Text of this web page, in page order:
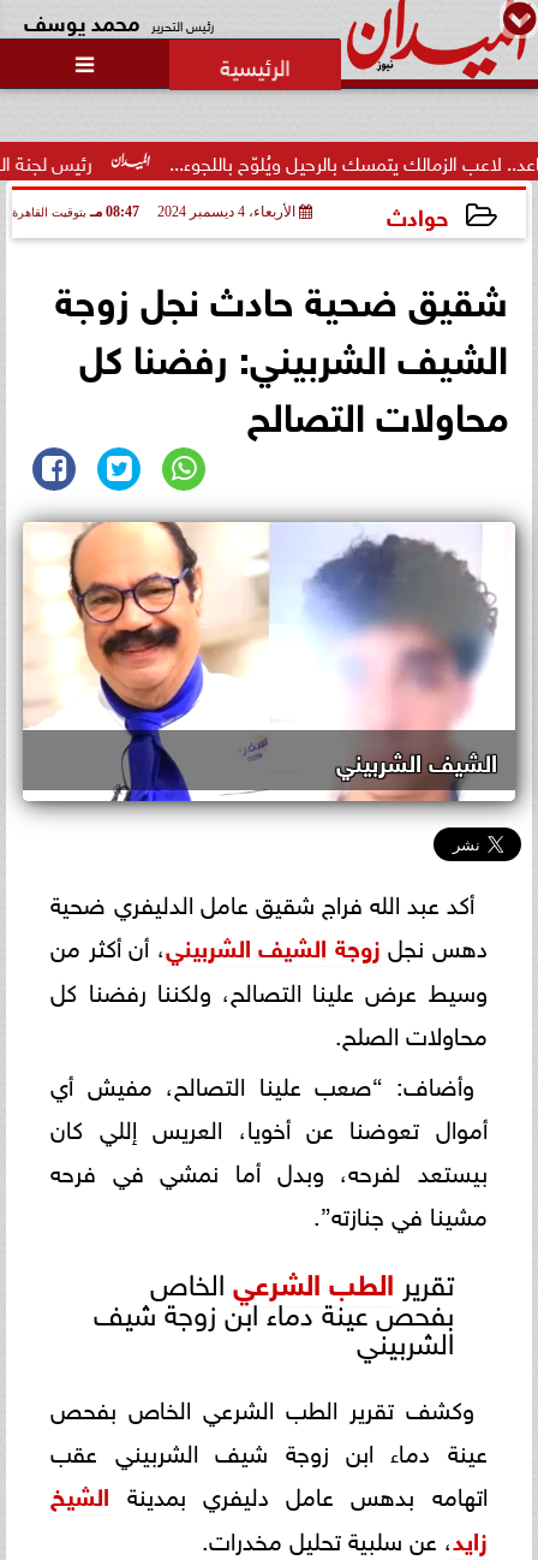
رئيس التحرير محمد يوسف

رئيس لجنة الحكام: يتمسك بالرحيل ويُلوّح باللجوء...
حوادث الأربعاء، 4 ديسمبر 2024 08:47 مـ بتوقيت القاهرة
شقيق ضحية حادث نجل زوجة
الشيف الشربيني: رفضنا كل
محاولات التصالح
الشيف الشربيني
أكد عبد الله فراج شقيق عامل الدليفري ضحية
دهس نجل زوجة الشيف الشربيني، أن أكثر من
وسيط عرض علينا التصالح، ولكننا رفضنا كل
محاولات الصلح.
وأضاف: “صعب علينا التصالح، مفيش أي
أموال تعوضنا عن أخويا، العريس إللي كان
بيستعد لفرحه، وبدل أما نمشي في فرحه
مشينا في جنازته”.
تقرير الطب الشرعيالخاص
بفحص عينة دماء ابن زوجة شيف
الشربيني
وكشف تقرير الطب الشرعي الخاص بفحص
عينة دماء ابن زوجة شيف الشربيني عقب
اتهامه بدهس عامل دليفري بمدينة الشيخ
زايد، عن سلبية تحليل مخدرات.